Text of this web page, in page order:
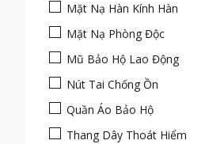
Mặt Nạ Hàn Kính Hàn
Mặt Nạ Phòng Độc
Mũ Bảo Hộ Lao Động
Nút Tai Chống Ồn
Quần Áo Bảo Hộ
Thang Dây Thoát Hiểm